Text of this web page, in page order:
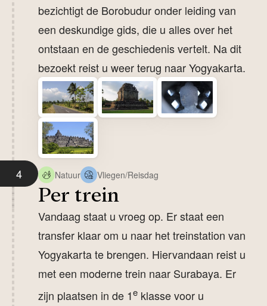
bezichtigt de Borobudur onder leiding van
een deskundige gids, die u alles over het
ontstaan en de geschiedenis vertelt. Na dit
bezoekt reist u weer terug naar Yogyakarta.
4 Natuur Vliegen/Reisdag
Per trein
Vandaag staat u vroeg op. Er staat een
transfer klaar om u naar het treinstation van
Yogyakarta te brengen. Hiervandaan reist u
met een moderne trein naar Surabaya. Er
zijn plaatsen in de 1e klasse voor u